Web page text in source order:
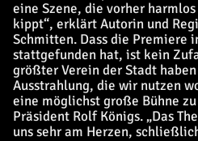
eine Szene, die vorher
kippt“, erklärt Autorin und
Schmitten. Dass die Premiere
stattgefunden hat, ist kein
größter Verein der Stadt
Ausstrahlung, die wir nutzen
eine möglichst große Bühne
Präsident Rolf Königs. „Das
uns sehr am Herzen,